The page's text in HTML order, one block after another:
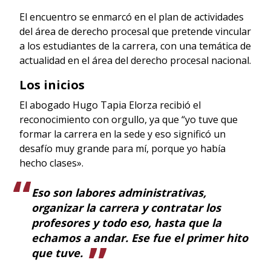
El encuentro se enmarcó en el plan de actividades
del área de derecho procesal que pretende vincular
a los estudiantes de la carrera, con una temática de
actualidad en el área del derecho procesal nacional.
Los inicios
El abogado Hugo Tapia Elorza recibió el
reconocimiento con orgullo, ya que “yo tuve que
formar la carrera en la sede y eso significó un
desafío muy grande para mí, porque yo había
hecho clases».
Eso son labores administrativas,
organizar la carrera y contratar los
profesores y todo eso, hasta que la
echamos a andar. Ese fue el primer hito
que tuve.